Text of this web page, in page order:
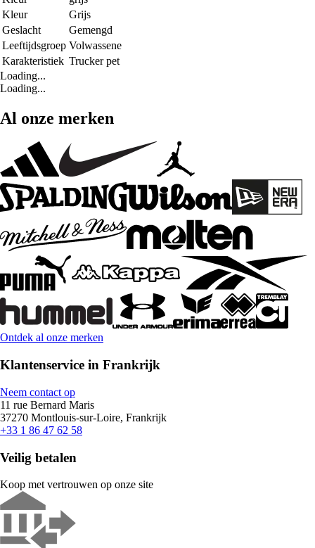
Kleur
Grijs
Geslacht
Gemengd
Leeftijdsgroep Volwassene
Karakteristiek Trucker pet
Loading...
Loading...
Al onze merken
Ontdek al onze merken
Klantenservice in Frankrijk
Neem contact op
11 rue Bernard Maris
37270 Montlouis-sur-Loire, Frankrijk
+33 1 86 47 62 58
Veilig betalen
Koop met vertrouwen op onze site